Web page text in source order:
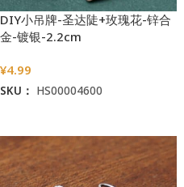
DIY小吊牌-圣达陡+玫瑰花-锌合
金-镀银-2.2cm
¥4.99
SKU： HS00004600